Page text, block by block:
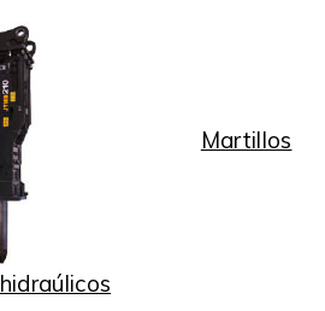
Martillos
hidraúlicos